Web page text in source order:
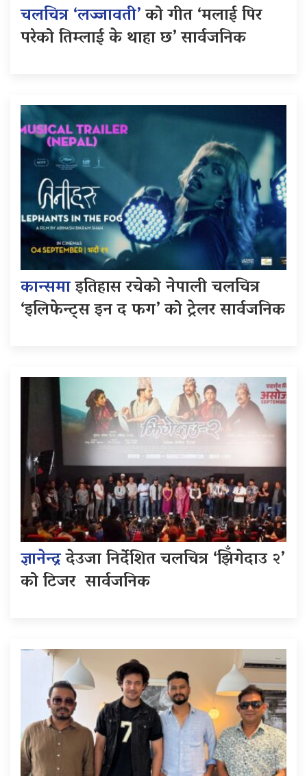
चलचित्र ‘लज्जावती’को गीत ‘मलाई पिर
परेको तिम्लाई के थाहा छ’ सार्वजनिक
कान्समाइतिहास रचेको नेपाली चलचित्र
‘इलिफेन्ट्स इन द फग’ को ट्रेलर सार्वजनिक
ज्ञानेन्द्रदेउजा निर्देशित चलचित्र ‘झिँगेदाउ २’
को टिजर सार्वजनिक